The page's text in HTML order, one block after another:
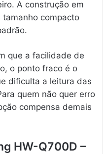
A construção em
compacto
que a facilidade de
o ponto fraco é o
dificulta a leitura das
quem não quer erro
compensa demais
HW-Q700D –